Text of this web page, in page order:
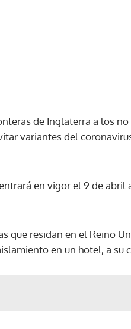
de Inglaterra a los
variantes del
en vigor el 9 de abril
que residan en el Reino
en un hotel, a su